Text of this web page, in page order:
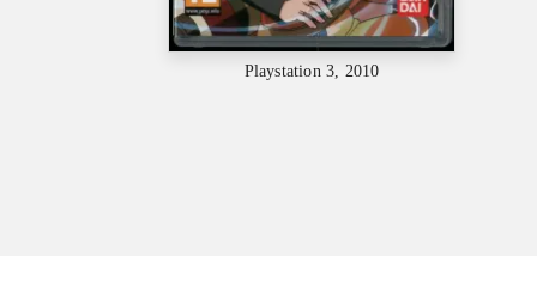
Playstation 3, 2010